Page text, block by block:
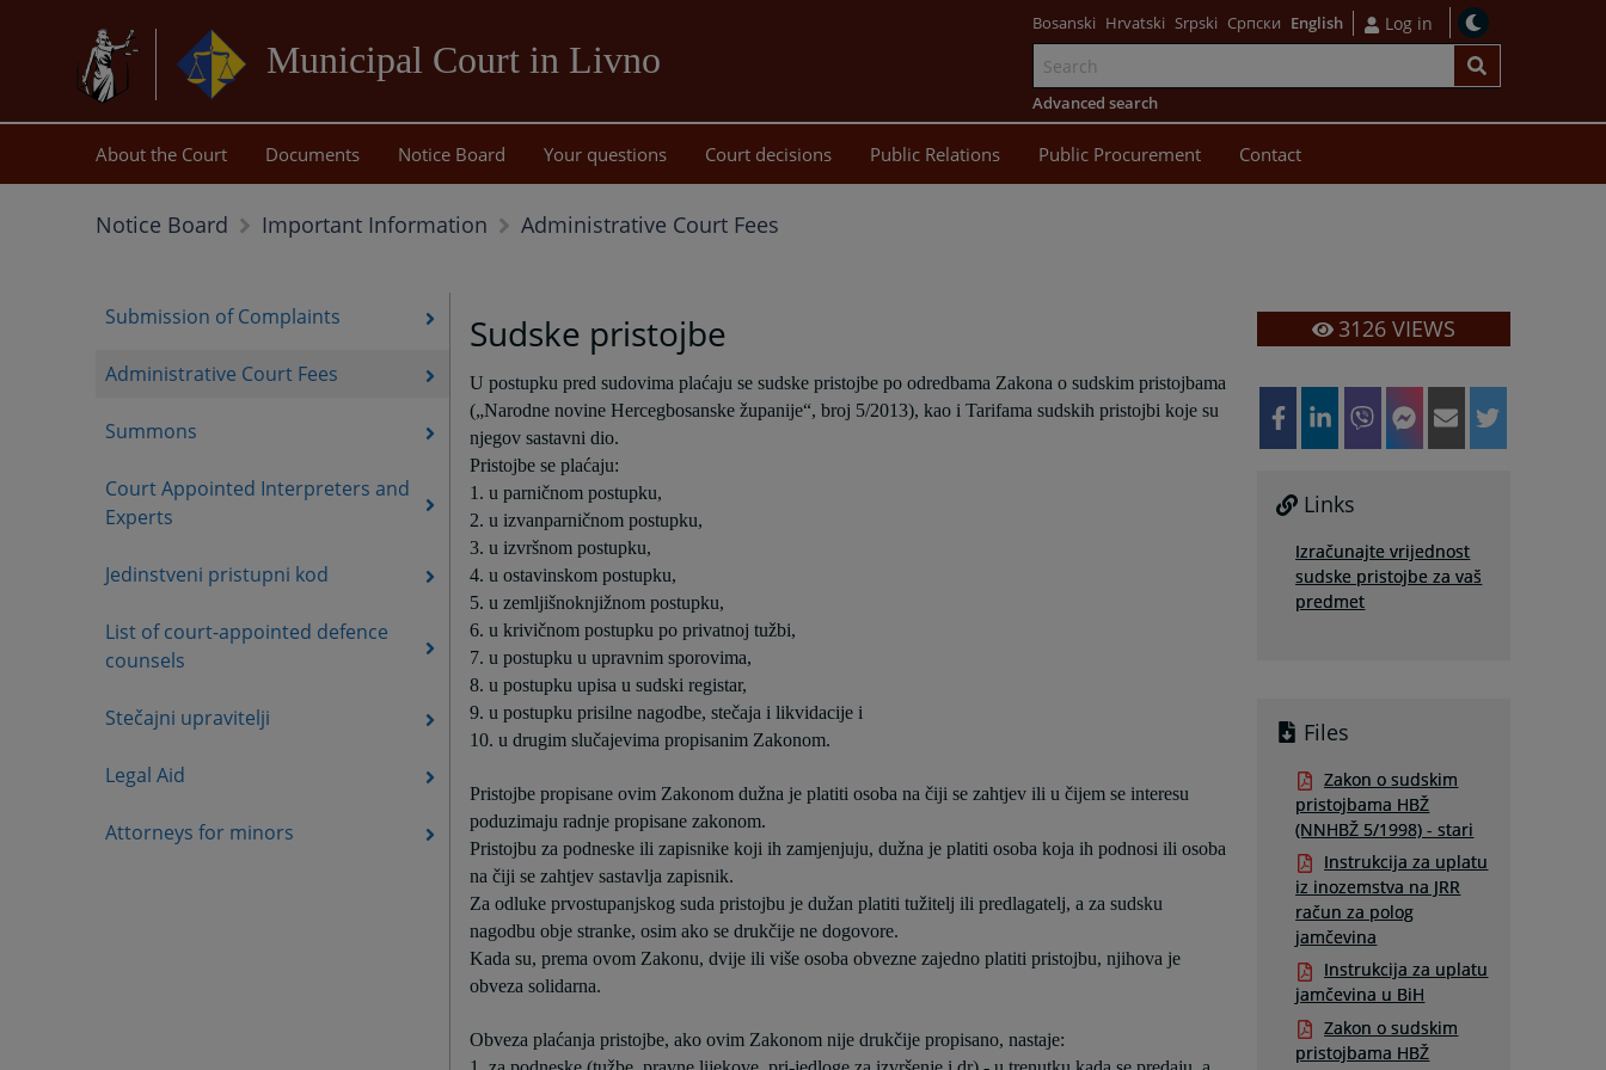
Municipal Court in Livno
main
content
Bosanski Hrvatski Srpski Српски English Log in
Advanced search
About the Court Documents Notice Board Your questions Court decisions Public Relations Public Procurement Contact
Notice Board Important Information Administrative Court Fees
Submission of Complaints
Administrative Court Fees
Summons
Court Appointed Interpreters and
Experts
Jedinstveni pristupni kod
List of court-appointed defence
counsels
Stečajni upravitelji
Legal Aid
Attorneys for minors
Sudske pristojbe
U postupku pred sudovima plaćaju se sudske pristojbe po odredbama Zakona o sudskim pristojbama
(„Narodne novine Hercegbosanske županije“, broj 5/2013), kao i Tarifama sudskih pristojbi koje su
njegov sastavni dio.
Pristojbe se plaćaju:
1. u parničnom postupku,
2. u izvanparničnom postupku,
3. u izvršnom postupku,
4. u ostavinskom postupku,
5. u zemljišnoknjižnom postupku,
6. u krivičnom postupku po privatnoj tužbi,
7. u postupku u upravnim sporovima,
8. u postupku upisa u sudski registar,
9. u postupku prisilne nagodbe, stečaja i likvidacije i
10. u drugim slučajevima propisanim Zakonom.
Pristojbe propisane ovim Zakonom dužna je platiti osoba na čiji se zahtjev ili u čijem se interesu
poduzimaju radnje propisane zakonom.
Pristojbu za podneske ili zapisnike koji ih zamjenjuju, dužna je platiti osoba koja ih podnosi ili osoba
na čiji se zahtjev sastavlja zapisnik.
Za odluke prvostupanjskog suda pristojbu je dužan platiti tužitelj ili predlagatelj, a za sudsku
nagodbu obje stranke, osim ako se drukčije ne dogovore.
Kada su, prema ovom Zakonu, dvije ili više osoba obvezne zajedno platiti pristojbu, njihova je
obveza solidarna.
Obveza plaćanja pristojbe, ako ovim Zakonom nije drukčije propisano, nastaje:
3126 VIEWS
Links
Izračunajte vrijednost
sudske pristojbe za vaš
predmet
Files
Zakon o sudskim
pristojbama HBŽ
(NNHBŽ 5/1998) - stari
Instrukcija za uplatu
iz inozemstva na JRR
račun za polog
jamčevina
Instrukcija za uplatu
jamčevina u BiH
Zakon o sudskim
pristojbama HBŽ